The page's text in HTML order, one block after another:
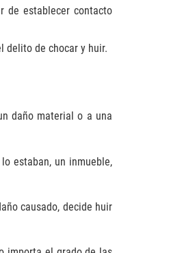
de establecer contacto
delito de chocar y huir.
daño material o a una
estaban, un inmueble,
causado, decide huir